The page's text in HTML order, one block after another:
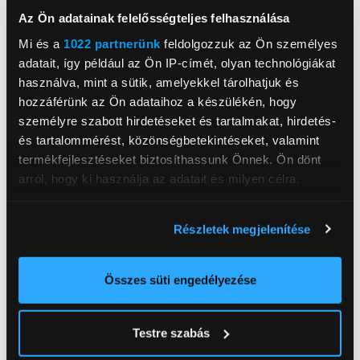
Az Ön adatainak felelősségteljes felhasználása
Mi és a 1022 partnerünk feldolgozzuk az Ön személyes
adatait, így például az Ön IP-címét, olyan technológiákat
használva, mint a sütik, amelyekkel tárolhatjuk és
hozzáférünk az Ön adataihoz a készülékén, hogy
személyre szabott hirdetéseket és tartalmakat, hirdetés-
és tartalommérést, közönségbetekintéseket, valamint
termékfejlesztéseket biztosíthassunk Önnek. Ön dönt
arról, hogy ki használja az adatait és milyen célra.
elhelyezkedéséről pár méteres pontossággal
Az Ön készülékén beazonosítása annak konkrét
módjairól és adja meg preferenciáit aRészletek
Részletek megjelenítése
Összes süti engedélyezése
Testre szabás
1 400 W
Üzemi nyomás
19 bar
Nespresso
Kapszulagyűjtő: max. 10 db
Programok: Café
Cappuccino
Macchiato
Koffeinmentes